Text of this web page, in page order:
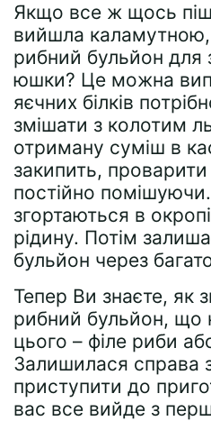
Якщо все ж щось
вийшла каламутною,
рибний бульйон для
юшки? Це можна
яєчних білків
змішати з колотим
отриману суміш в
закипить,
постійно
згортаються в
рідину. Потім
бульйон через
Тепер Ви знаєте, як
рибний бульйон, що
цього – філе риби
Залишилася справа
приступити до
вас все вийде з